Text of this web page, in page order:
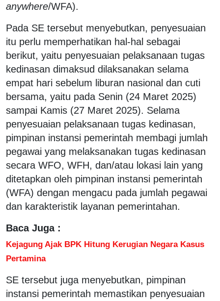
anywhere/WFA).
Pada SE tersebut menyebutkan, penyesuaian
itu perlu memperhatikan hal-hal sebagai
berikut, yaitu penyesuaian pelaksanaan tugas
kedinasan dimaksud dilaksanakan selama
empat hari sebelum liburan nasional dan cuti
bersama, yaitu pada Senin (24 Maret 2025)
sampai Kamis (27 Maret 2025). Selama
penyesuaian pelaksanaan tugas kedinasan,
pimpinan instansi pemerintah membagi jumlah
pegawai yang melaksanakan tugas kedinasan
secara WFO, WFH, dan/atau lokasi lain yang
ditetapkan oleh pimpinan instansi pemerintah
(WFA) dengan mengacu pada jumlah pegawai
dan karakteristik layanan pemerintahan.
Baca Juga :
Kejagung Ajak BPK Hitung Kerugian Negara Kasus
Pertamina
SE tersebut juga menyebutkan, pimpinan
instansi pemerintah memastikan penyesuaian